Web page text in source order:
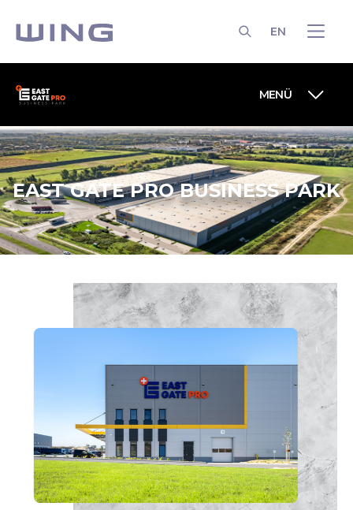
EN
MENÜ
EAST GATE PRO BUSINESS PARK